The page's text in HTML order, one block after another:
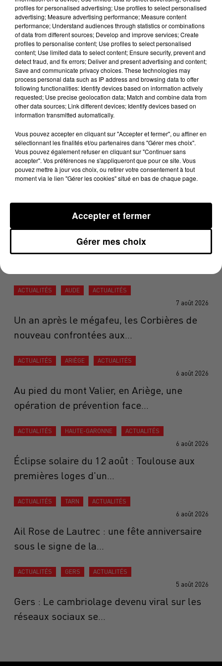
(2016)
Le festival crée en 2022 par Bigflo et Oli profitera cette
année d’une quatrième journée de festivités au lieu
de trois. Lors de la précédente édition, il avait
rassemblé 90 000 personnes grâce à des artistes
comme Vladimir Cauchemar, Hamza, SCH ou encore
Petit Biscuit.
🎟️ La billetterie est ouverte !https://t.co/Jj9FHnGFIJ
pic.twitter.com/ZE4J1xW9kp
— Rose Festival En Occitanie (@rose_festival31)February
20, 2024
DERNIÈRES ACTUALITÉS
7 août 2026
Une plateforme qui transforme les étangs
ACTUALITÉS AUDE ACTUALITÉS
7 août 2026
Un an après le mégafeu, les Corbières de
nouveau confrontées aux...
ACTUALITÉS ARIÈGE ACTUALITÉS
6 août 2026
Au pied du mont Valier, en Ariège, une
opération de prévention face...
ACTUALITÉS HAUTE-GARONNE ACTUALITÉS
6 août 2026
Éclipse solaire du 12 août : Toulouse aux
premières loges d'un...
ACTUALITÉS TARN ACTUALITÉS
6 août 2026
Ail Rose de Lautrec : une fête anniversaire
sous le signe de la...
ACTUALITÉS GERS ACTUALITÉS
5 août 2026
Gers : Le cambriolage devenu viral sur les
réseaux sociaux se...
profiles for personalised advertising; Use profiles to select personalised
advertising; Measure advertising performance; Measure content
performance; Understand audiences through statistics or combinations
of data from different sources; Develop and improve services; Create
profiles to personalise content; Use profiles to select personalised
content; Use limited data to select content; Ensure security, prevent and
detect fraud, and fix errors; Deliver and present advertising and content;
Save and communicate privacy choices. These technologies may
process personal data such as IP address and browsing data to offer
following functionalities: Identify devices based on information actively
requested; Use precise geolocation data; Match and combine data from
other data sources; Link different devices; Identify devices based on
information transmitted automatically.
Vous pouvez accepter en cliquant sur "Accepter et fermer", ou affiner en
sélectionnant les finalités et/ou partenaires dans "Gérer mes choix".
Vous pouvez également refuser en cliquant sur "Continuer sans
accepter". Vos préférences ne s'appliqueront que pour ce site. Vous
pouvez mettre à jour vos choix, ou retirer votre consentement à tout
moment via le lien "Gérer les cookies" situé en bas de chaque page.
Gérer mes choix
Accepter et fermer